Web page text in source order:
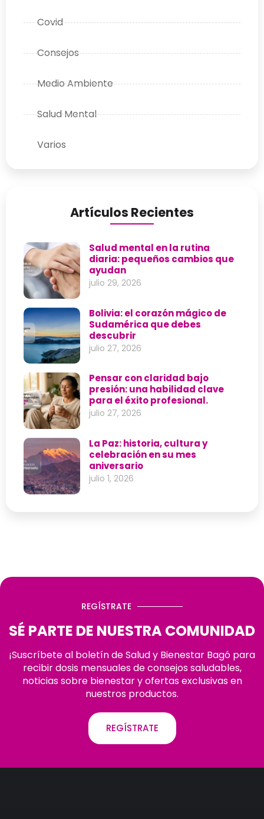
Covid
Consejos
Medio Ambiente
Salud Mental
Varios
Artículos Recientes
Salud mental en la rutina
diaria: pequeños cambios que
ayudan
julio 29, 2026
Bolivia: el corazón mágico de
Sudamérica que debes
descubrir
julio 27, 2026
Pensar con claridad bajo
presión: una habilidad clave
para el éxito profesional.
julio 27, 2026
La Paz: historia, cultura y
celebración en su mes
aniversario
julio 1, 2026
REGÍSTRATE
SÉ PARTE DE NUESTRA COMUNIDAD
¡Suscríbete al boletín de Salud y Bienestar Bagó para
recibir dosis mensuales de consejos saludables,
noticias sobre bienestar y ofertas exclusivas en
nuestros productos.
REGÍSTRATE